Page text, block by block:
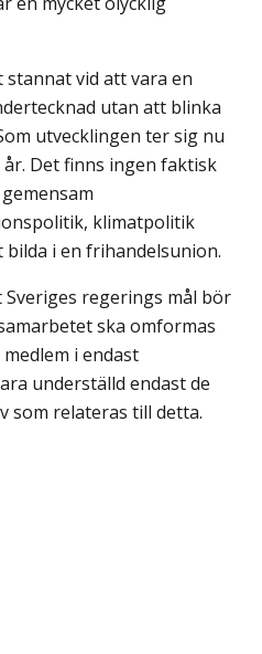
stannat vid att vara en
utan att blinka
utvecklingen ter sig nu
Det finns ingen faktisk
klimatpolitik
i en frihandelsunion.
regerings mål bör
ska omformas
i endast
underställd endast de
som relateras till detta.